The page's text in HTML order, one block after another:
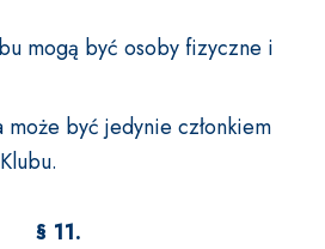
mogą być osoby fizyczne i
być jedynie członkiem
§ 11.